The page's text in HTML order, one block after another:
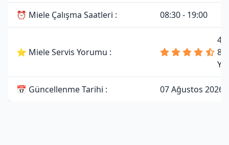
⏰ Miele Çalışma Saatleri : 08:30 - 19:00
⭐ Miele Servis Yorumu :
81
📅 Güncellenme Tarihi : 07 Ağustos 2026